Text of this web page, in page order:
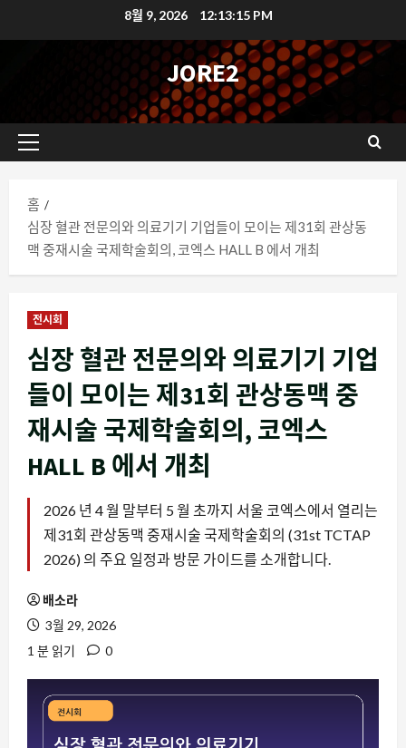
텐
가
8월 9, 2026 12:13:16 PM
JORE2
기
메
뉴
홈
심장 혈관 전문의와 의료기기 기업들이 모이는 제31회 관상동
맥 중재시술 국제학술회의, 코엑스 HALL B 에서 개최
전시회
심장 혈관 전문의와 의료기기 기업
들이 모이는 제31회 관상동맥 중
재시술 국제학술회의, 코엑스
HALL B 에서 개최
2026 년 4 월 말부터 5 월 초까지 서울 코엑스에서 열리는
제31회 관상동맥 중재시술 국제학술회의 (31st TCTAP
2026) 의 주요 일정과 방문 가이드를 소개합니다.
배소라
3월 29, 2026
1 분 읽기
0